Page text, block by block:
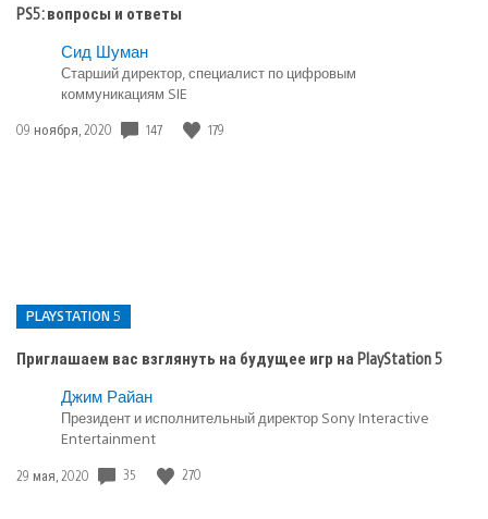
PS5: вопросы и ответы
Сид Шуман
Старший директор, специалист по цифровым
коммуникациям SIE
Дата
09 ноября, 2020 147 179
PLAYSTATION 5
Приглашаем вас взглянуть на будущее игр на PlayStation 5
Опубликовано
PlayStation
5
Джим Райан
Президент и исполнительный директор Sony Interactive
Entertainment
Дата
29 мая, 2020 35 270